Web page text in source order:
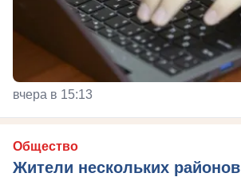
вчера в 15:13
Общество
Жители нескольких районов